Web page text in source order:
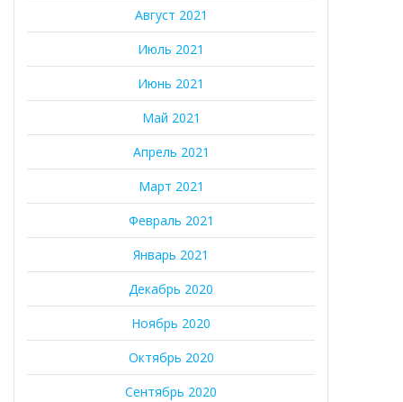
Август 2021
Июль 2021
Июнь 2021
Май 2021
Апрель 2021
Март 2021
Февраль 2021
Январь 2021
Декабрь 2020
Ноябрь 2020
Октябрь 2020
Сентябрь 2020